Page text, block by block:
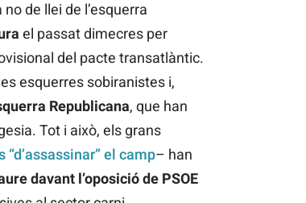
de llei de l’esquerra
el passat dimecres per
del pacte transatlàntic.
esquerres sobiranistes i,
Republicana, que han
Tot i això, els grans
el camp– han
davant l’oposició de PSOE